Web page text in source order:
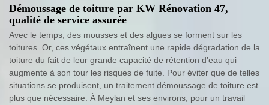
Démoussage de toiture par KW Rénovation 47,
qualité de service assurée
Avec le temps, des mousses et des algues se forment sur les
toitures. Or, ces végétaux entraînent une rapide dégradation de la
toiture du fait de leur grande capacité de rétention d’eau qui
augmente à son tour les risques de fuite. Pour éviter que de telles
situations se produisent, un traitement démoussage de toiture est
plus que nécessaire. À Meylan et ses environs, pour un travail